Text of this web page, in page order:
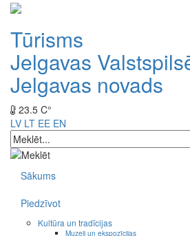
Tūrisms
Jelgavas
Jelgavas novads
23.5 C°
LV LT EE EN
Sākums
Piedzīvot
Kultūra un tradīcijas
Muzeji un ekspozīcijas